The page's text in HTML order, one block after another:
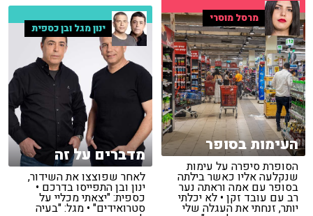
מרסל מוסרי
העימות בסופר
הסופרת סיפרה על עימות
שנקלעה אליו כאשר בילתה
בסופר עם אמה וראתה נער
רב עם עובד זקן • לא יכלתי
יותר, זנחתי את העגלה שלי
ינון מגל ובן כספית
מדברים על זה
לאחר שפוצצו את השידור,
ינון ובן התפייסו בדרכם •
כספית: "יצאתי מכליי על
סטרואידים" • מגל: "בעיה